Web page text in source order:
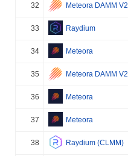
32 Meteora DAMM V2
33 Raydium
34 Meteora
35 Meteora DAMM V2
36 Meteora
37 Meteora
38 Raydium (CLMM)